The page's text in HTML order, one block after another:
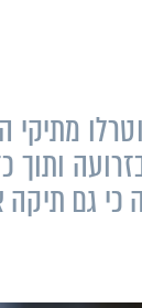
ותוך
גם תיקה